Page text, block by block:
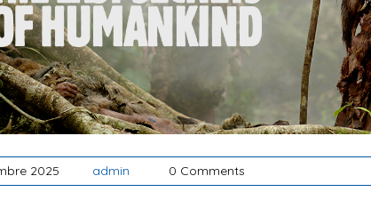
2025 admin 0 Comments